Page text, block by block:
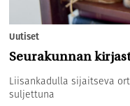
Uutiset
Seurakunnan
Liisankadulla sijaitseva
suljettuna